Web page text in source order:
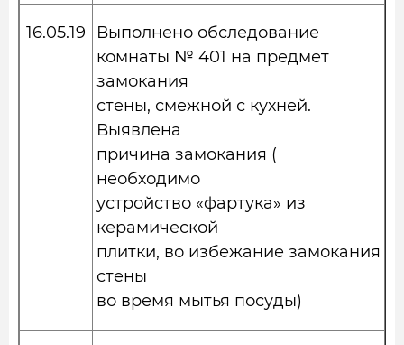
16.05.19
Выполнено обследование
комнаты № 401 на предмет
замокания
стены, смежной с кухней.
Выявлена
причина замокания (
необходимо
устройство «фартука» из
керамической
плитки, во избежание замокания
стены
во время мытья посуды)